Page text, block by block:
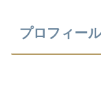
プロフィール